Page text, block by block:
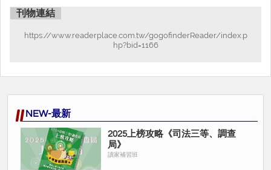
刊物連結
https://www.readerplace.com.tw/gogofinderReader/index.p
hp?bid=1166
NEW-最新
2025上榜攻略《司法三等、調查
局》
讀家補習班